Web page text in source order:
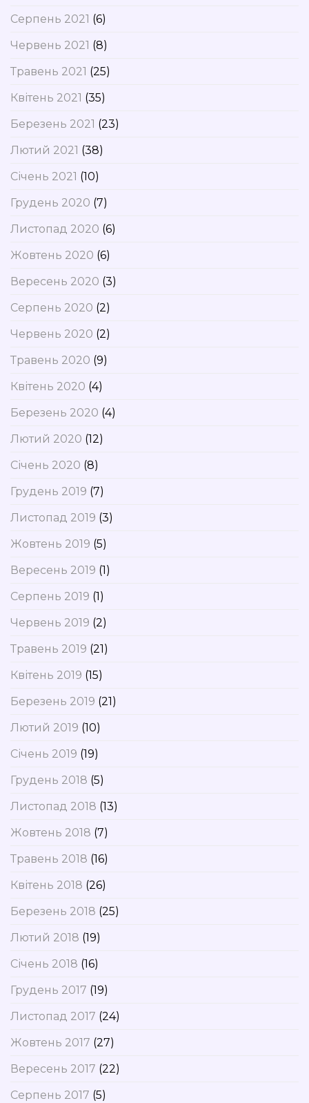
Серпень 2021 (6)
Червень 2021 (8)
Травень 2021 (25)
Квітень 2021 (35)
Березень 2021 (23)
Лютий 2021 (38)
Січень 2021 (10)
Грудень 2020 (7)
Листопад 2020 (6)
Жовтень 2020 (6)
Вересень 2020 (3)
Серпень 2020 (2)
Червень 2020 (2)
Травень 2020 (9)
Квітень 2020 (4)
Березень 2020 (4)
Лютий 2020 (12)
Січень 2020 (8)
Грудень 2019 (7)
Листопад 2019 (3)
Жовтень 2019 (5)
Вересень 2019 (1)
Серпень 2019 (1)
Червень 2019 (2)
Травень 2019 (21)
Квітень 2019 (15)
Березень 2019 (21)
Лютий 2019 (10)
Січень 2019 (19)
Грудень 2018 (5)
Листопад 2018 (13)
Жовтень 2018 (7)
Травень 2018 (16)
Квітень 2018 (26)
Березень 2018 (25)
Лютий 2018 (19)
Січень 2018 (16)
Грудень 2017 (19)
Листопад 2017 (24)
Жовтень 2017 (27)
Вересень 2017 (22)
Серпень 2017 (5)